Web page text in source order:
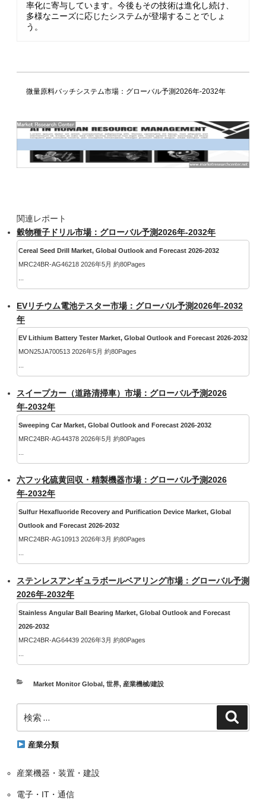
率化に寄与しています。今後もその技術は進化し続け、
多様なニーズに応じたシステムが登場することでしょ
う。
微量原料バッチシステム市場：グローバル予測2026年-2032年
関連レポート
穀物種子ドリル市場：グローバル予測2026年-2032年
Cereal Seed Drill Market, Global Outlook and Forecast 2026-2032
MRC24BR-AG46218 2026年5月 約80Pages
EVリチウム電池テスター市場：グローバル予測2026年-2032
年
EV Lithium Battery Tester Market, Global Outlook and Forecast 2026-2032
MON25JA700513 2026年5月 約80Pages
スイープカー（道路清掃車）市場：グローバル予測2026
年-2032年
Sweeping Car Market, Global Outlook and Forecast 2026-2032
MRC24BR-AG44378 2026年5月 約80Pages
六フッ化硫黄回収・精製機器市場：グローバル予測2026
年-2032年
Sulfur Hexafluoride Recovery and Purification Device Market, Global
Outlook and Forecast 2026-2032
MRC24BR-AG10913 2026年3月 約80Pages
ステンレスアンギュラボールベアリング市場：グローバル予測
2026年-2032年
Stainless Angular Ball Bearing Market, Global Outlook and Forecast
2026-2032
MRC24BR-AG64439 2026年3月 約80Pages
カ
リ
Market Monitor Global, 世界, 産業機械/建設
索:
産業分類
産業機器・装置・建設
電子・IT・通信